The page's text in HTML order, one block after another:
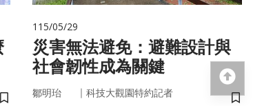
115/05/29
災害無法避免：避難設計與
社會韌性成為關鍵
鄒明珆 ｜ 科技大觀園特約記者
回